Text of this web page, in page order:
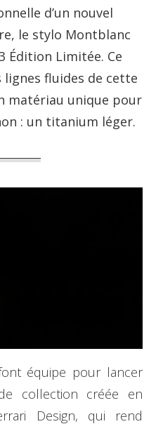
d’un nouvel
le stylo Montblanc
Édition Limitée. Ce
fluides de cette
matériau unique pour
: un titanium léger.
équipe pour lancer
collection créée en
Design, qui rend